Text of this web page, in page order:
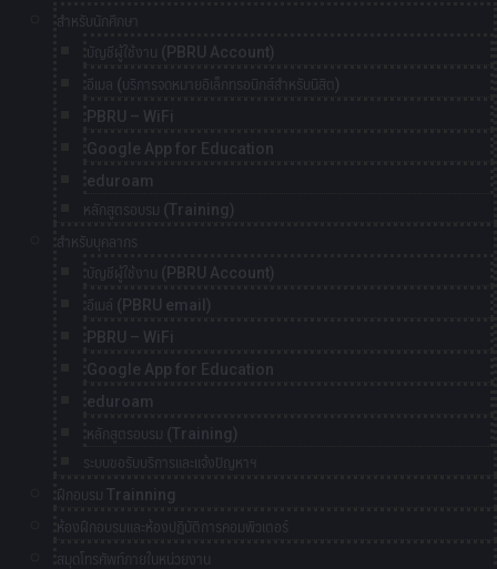
สำหรับนักศึกษา
บัญชีผู้ใช้งาน (PBRU Account)
อีเมล (บริการจดหมายอิเล็กทรอนิกส์สำหรับนิสิต)
PBRU – WiFi
Google App for Education
eduroam
หลักสูตรอบรม (Training)
สำหรับบุคลากร
บัญชีผู้ใช้งาน (PBRU Account)
อีเมล์ (PBRU email)
PBRU – WiFi
Google App for Education
eduroam
หลักสูตรอบรม (Training)
ระบบขอรับบริการและแจ้งปัญหาฯ
ฝึกอบรม Trainning
ห้องฝึกอบรมและห้องปฏิบัติการคอมพิวเตอร์
สมุดโทรศัพท์ภายในหน่วยงาน